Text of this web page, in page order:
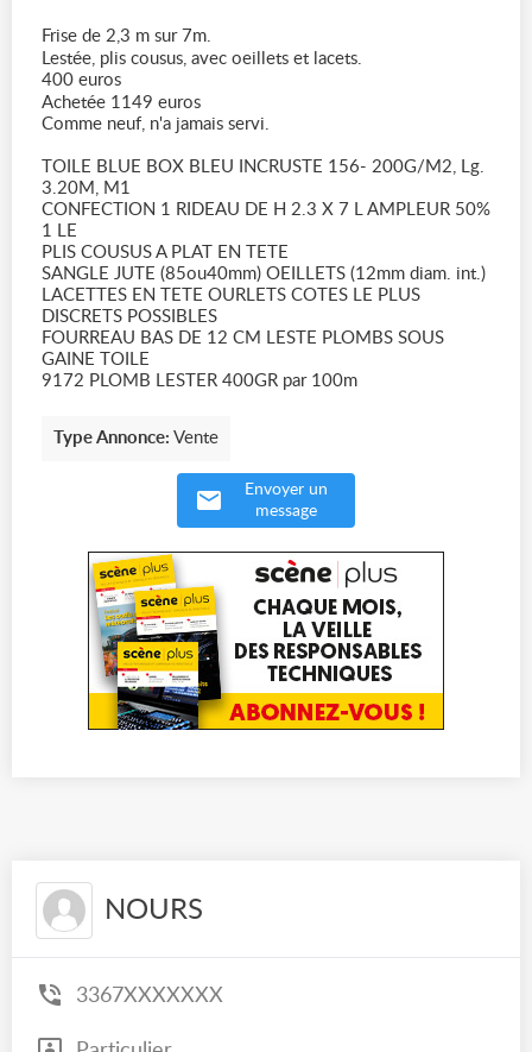
Frise de 2,3 m sur 7m.
Lestée, plis cousus, avec oeillets et lacets.
400 euros
Achetée 1149 euros
Comme neuf, n'a jamais servi.
TOILE BLUE BOX BLEU INCRUSTE 156- 200G/M2, Lg.
3.20M, M1
CONFECTION 1 RIDEAU DE H 2.3 X 7 L AMPLEUR 50%
1 LE
PLIS COUSUS A PLAT EN TETE
SANGLE JUTE (85ou40mm) OEILLETS (12mm diam. int.)
LACETTES EN TETE OURLETS COTES LE PLUS
DISCRETS POSSIBLES
FOURREAU BAS DE 12 CM LESTE PLOMBS SOUS
GAINE TOILE
9172 PLOMB LESTER 400GR par 100m
Type Annonce: Vente
Envoyer un
message
NOURS
3367XXXXXXX